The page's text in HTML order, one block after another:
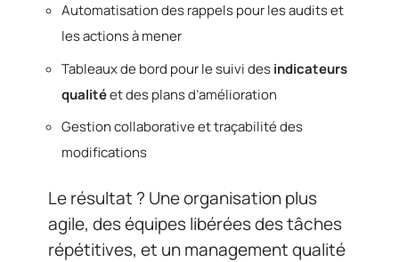
Automatisation des rappels pour les audits et
les actions à mener
Tableaux de bord pour le suivi desindicateurs
qualitéet des plans d’amélioration
Gestion collaborative et traçabilité des
modifications
Le résultat ? Une organisation plus
agile, des équipes libérées des tâches
répétitives, et un management qualité